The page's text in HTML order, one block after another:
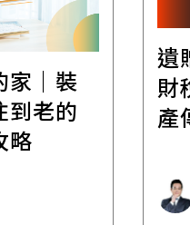
家｜裝
到老的
略
遺
財
產